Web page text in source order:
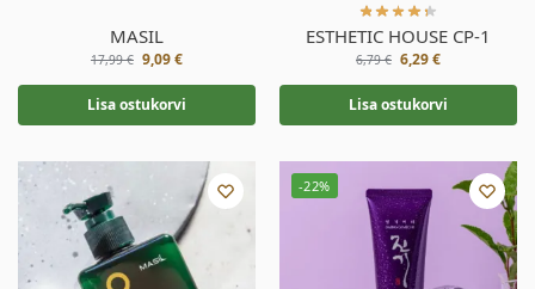
MASIL
17,99€ 9,09€
Lisa ostukorvi
ESTHETIC HOUSE CP-1
6,79€ 6,29€
Lisa ostukorvi
-22%